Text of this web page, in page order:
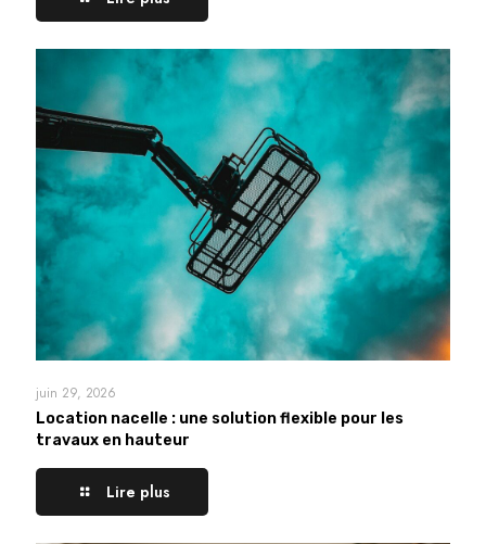
juin 29, 2026
Location nacelle : une solution flexible pour les
travaux en hauteur
Lire plus